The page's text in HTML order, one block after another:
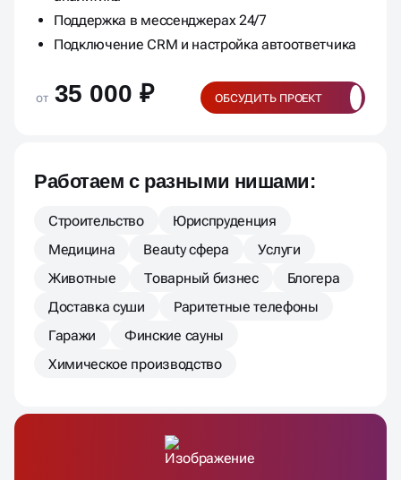
Поддержка в мессенджерах 24/7
Подключение CRM и настройка автоответчика
от 35 000 ₽ ОБСУДИТЬ ПРОЕКТ
Работаем с разными нишами:
Строительство
Юриспруденция
Медицина
Beauty сфера
Услуги
Животные
Товарный бизнес
Блогера
Доставка суши
Раритетные телефоны
Гаражи
Финские сауны
Химическое производство